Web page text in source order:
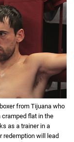
from Tijuana who
flat in the
as a trainer in a
redemption will lead